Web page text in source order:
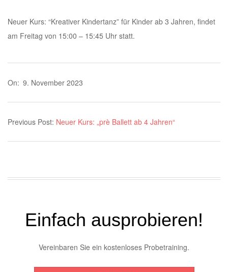
Neuer Kurs: “Kreativer Kindertanz” für Kinder ab 3 Jahren, findet
am Freitag von 15:00 – 15:45 Uhr statt.
11-
On: 9. November 2023
Previous Post: Neuer Kurs: „prè Ballett ab 4 Jahren“
Einfach ausprobieren!
Vereinbaren Sie ein kostenloses Probetraining.